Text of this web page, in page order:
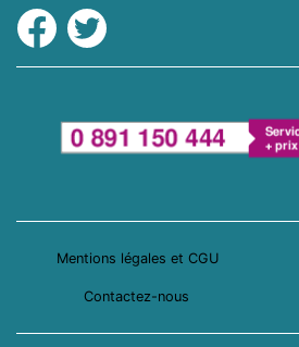
Facebook
Twitter
Mentions légales et CGU
Contactez-nous